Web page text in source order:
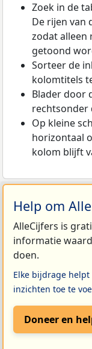
Zoek in de
De rijen van
zodat alleen
getoond
Sorteer de
kolomtitels
Blader door
rechtsonder
Op kleine
horizontaal
kolom blijft
Help om
AlleCijfers is
informatie
doen.
Elke bijdrage
inzichten toe te
Doneer en